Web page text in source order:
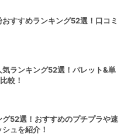
すすめランキング52選！口コミ
ランキング52選！パレット&単
較！
52選！おすすめのプチプラや速
ュを紹介！